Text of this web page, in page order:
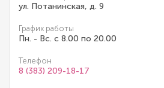
ул. Потанинская, д. 9
График работы
Пн. - Вс. с 8.00 по 20.00
Телефон
8 (383) 209-18-17